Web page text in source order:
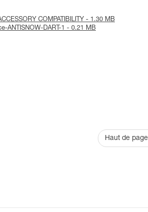
COMPATIBILITY - 1.30 MB
ANTISNOW-DART-1 - 0.21 MB
Haut de page